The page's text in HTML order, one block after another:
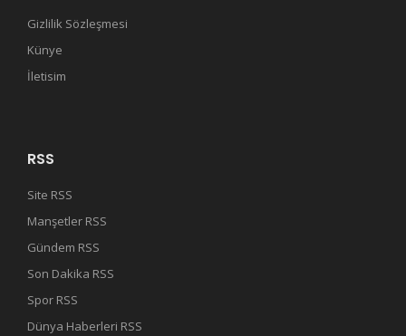
Gizlilik Sözleşmesi
Künye
İletisim
RSS
Site RSS
Manşetler RSS
Gündem RSS
Son Dakika RSS
Spor RSS
Dünya Haberleri RSS